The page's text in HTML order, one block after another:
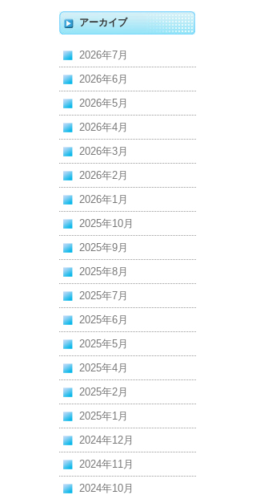
アーカイブ
2026年7月
2026年6月
2026年5月
2026年4月
2026年3月
2026年2月
2026年1月
2025年10月
2025年9月
2025年8月
2025年7月
2025年6月
2025年5月
2025年4月
2025年2月
2025年1月
2024年12月
2024年11月
2024年10月